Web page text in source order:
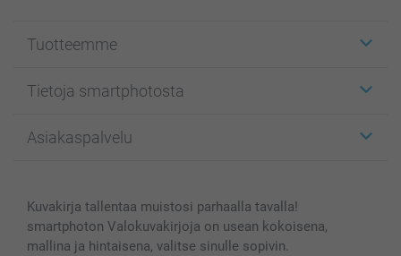
Tuotteemme
Kuvakortit
Kuvakirjat
Kännykkä & Tabletti
MyNameBook
Tietoja smartphotosta
Affiliate ohjelma
Sivukartta
Ehdot/takuut
Asiakaspalvelu
smartbonus
Hinnat & maksutavat
Kuvakirja tallentaa muistosi parhaalla tavalla!
smartphoton Valokuvakirjoja on usean kokoisena,
mallina ja hintaisena, valitse sinulle sopivin.